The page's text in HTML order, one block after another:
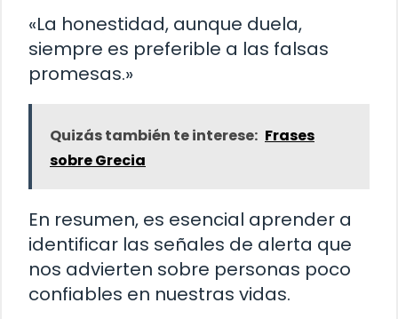
«La honestidad, aunque duela,
siempre es preferible a las falsas
promesas.»
Quizás también te interese: Frases
sobre Grecia
En resumen, es esencial aprender a
identificar las señales de alerta que
nos advierten sobre personas poco
confiables en nuestras vidas.